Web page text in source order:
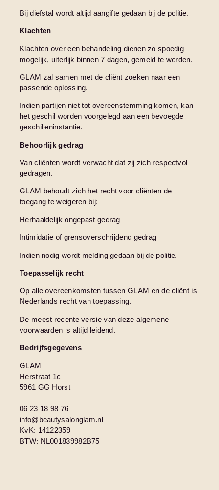
Bij diefstal wordt altijd aangifte gedaan bij de politie.
Klachten
Klachten over een behandeling dienen zo spoedig
mogelijk, uiterlijk binnen 7 dagen, gemeld te worden.
GLAM zal samen met de cliënt zoeken naar een
passende oplossing.
Indien partijen niet tot overeenstemming komen, kan
het geschil worden voorgelegd aan een bevoegde
geschilleninstantie.
Behoorlijk gedrag
Van cliënten wordt verwacht dat zij zich respectvol
gedragen.
GLAM behoudt zich het recht voor cliënten de
toegang te weigeren bij:
Herhaaldelijk ongepast gedrag
Intimidatie of grensoverschrijdend gedrag
Indien nodig wordt melding gedaan bij de politie.
Toepasselijk recht
Op alle overeenkomsten tussen GLAM en de cliënt is
Nederlands recht van toepassing.
De meest recente versie van deze algemene
voorwaarden is altijd leidend.
Bedrijfsgegevens
GLAM
Herstraat 1c
5961 GG Horst
06 23 18 98 76
info@beautysalonglam.nl
KvK: 14122359
BTW: NL001839982B75